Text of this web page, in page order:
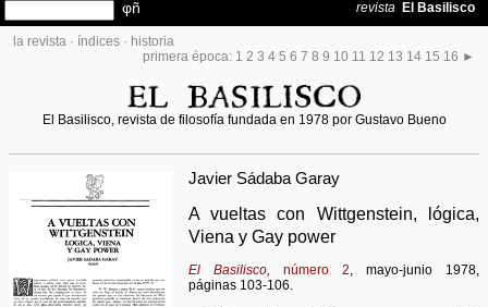
la revista · índices · historia
primera época: 1 2 3 4 5 6 7 8 9 10 11 12 13 14 15 16 ►
El Basilisco, revista de filosofía fundada en 1978 por Gustavo Bueno
Javier Sádaba Garay
A vueltas con Wittgenstein, lógica,
Viena y Gay power
El Basilisco, número 2, mayo-junio 1978,
páginas 103-106.